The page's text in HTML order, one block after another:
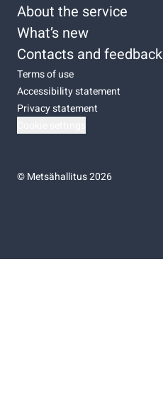
About the service
What’s new
Contacts and feedback
Terms of use
Accessibility statement
Privacy statement
©Metsähallitus 2026